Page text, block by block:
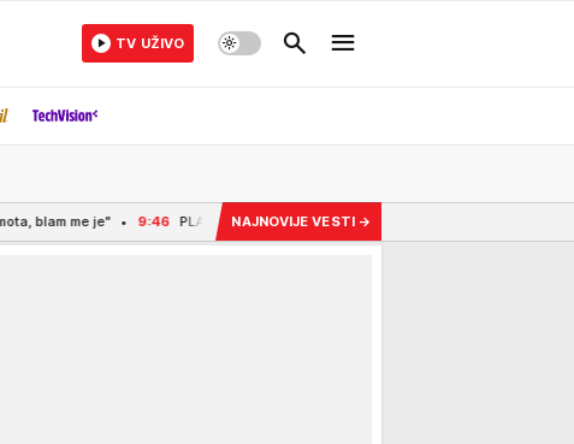
TV UŽIVO
9:46 PLATIO 20.000 EVRA DA SA PORODICOM POBEGNE IZ ALBANIJE, PA SE
NAJNOVIJE VESTI →